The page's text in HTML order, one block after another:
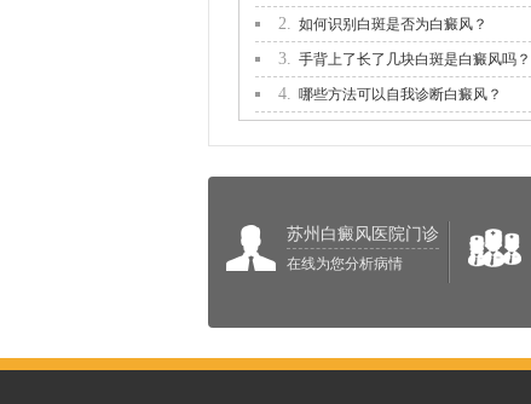
2. 如何识别白斑是否为白癜风？
3. 手背上了长了几块白斑是白癜风吗？
4. 哪些方法可以自我诊断白癜风？
苏州白癜风医院门诊
在线为您分析病情